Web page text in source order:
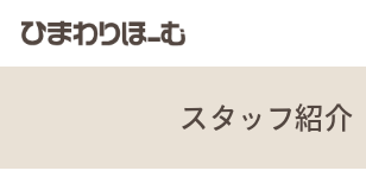
スタッフ紹介